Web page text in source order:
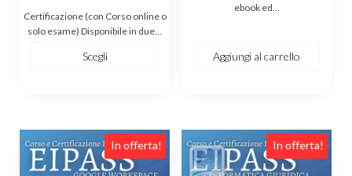
di
prezzo:
Certificazione (con Corso online o
solo esame) Disponibile in due…
Scegli
era:
ebook ed…
Aggiungi al carrello
In offerta! In offerta!